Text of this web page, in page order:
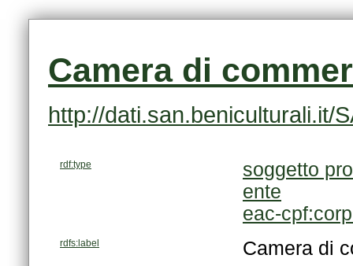
Camera di
http://dati.san.beniculturali.it/
rdf:type
soggetto
ente
eac-
rdfs:label Camera di